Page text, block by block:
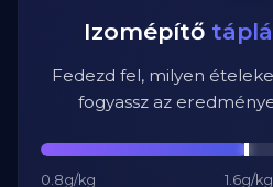
Izomépítő
Fedezd fel, milyen
fogyassz az
0.8g/kg 1.6g/kg